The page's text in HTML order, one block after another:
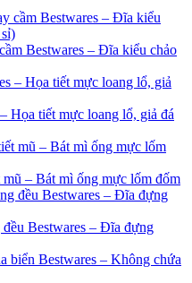
Bestwares – Đĩa kiểu chảo
Họa tiết mực loang lổ, giả đá
– Bát mì ống mực lốm đốm
Bestwares – Đĩa đựng